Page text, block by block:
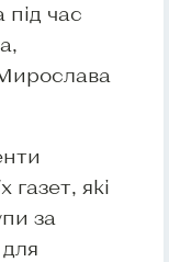
під час
газет, які
за